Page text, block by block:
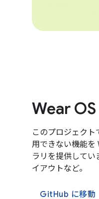
Wear
このプロジェク
用できない機能を
ラリを提供してい
イアウトなど。
GitHub に移動